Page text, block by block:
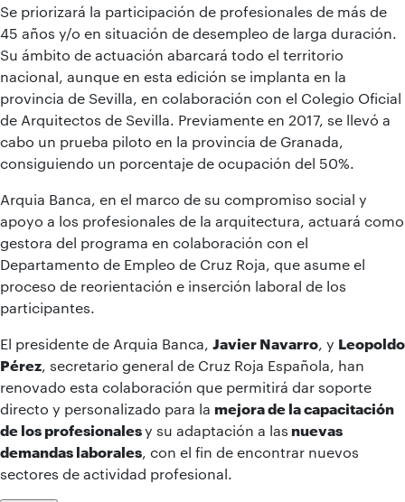
Se priorizará la participación de profesionales de más de
45 años y/o en situación de desempleo de larga duración.
Su ámbito de actuación abarcará todo el territorio
nacional, aunque en esta edición se implanta en la
provincia de Sevilla, en colaboración con el Colegio Oficial
de Arquitectos de Sevilla. Previamente en 2017, se llevó a
cabo un prueba piloto en la provincia de Granada,
consiguiendo un porcentaje de ocupación del 50%.
Arquia Banca, en el marco de su compromiso social y
apoyo a los profesionales de la arquitectura, actuará como
gestora del programa en colaboración con el
Departamento de Empleo de Cruz Roja, que asume el
proceso de reorientación e inserción laboral de los
participantes.
El presidente de Arquia Banca, Javier Navarro , y Leopoldo
Pérez , secretario general de Cruz Roja Española, han
renovado esta colaboración que permitirá dar soporte
directo y personalizado para la mejora de la capacitación
de los profesionalesy su adaptación a las nuevas
demandas laborales , con el fin de encontrar nuevos
sectores de actividad profesional.